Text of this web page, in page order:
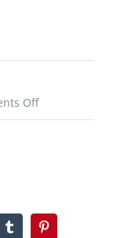
Offon
কলেরা,
TumblrPinterest